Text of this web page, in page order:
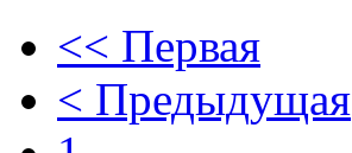
<< Первая
< Предыдущая